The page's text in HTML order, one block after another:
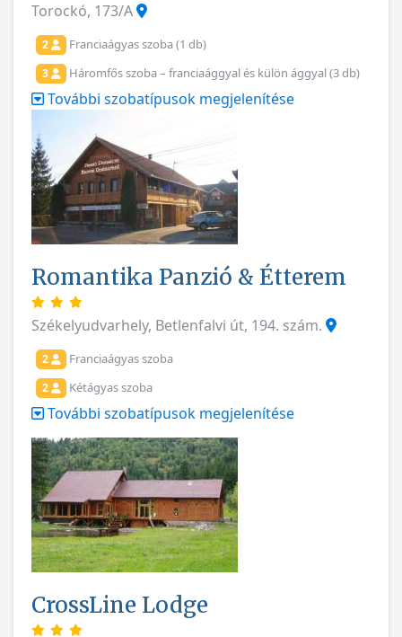
Torockó, 173/A
2 Franciaágyas szoba (1 db)
3 Háromfős szoba – franciaággyal és külön ággyal (3 db)
További szobatípusok megjelenítése
Romantika Panzió & Étterem
Székelyudvarhely, Betlenfalvi út, 194. szám.
2 Franciaágyas szoba
2 Kétágyas szoba
További szobatípusok megjelenítése
CrossLine Lodge